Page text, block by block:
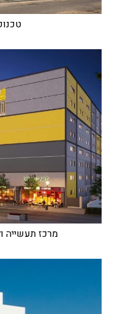
מרכז תעשייה